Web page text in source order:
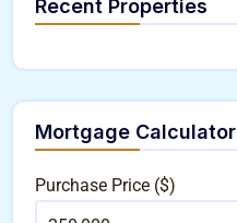
Recent Properties
Mortgage Calculator
Purchase Price ($)